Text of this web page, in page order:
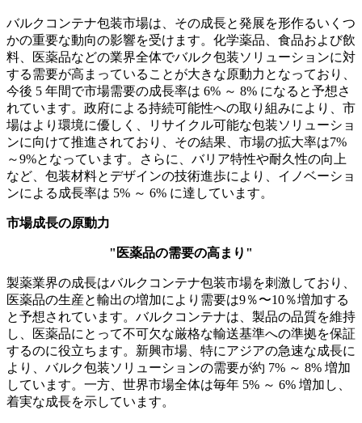
バルクコンテナ包装市場は、その成長と発展を形作るいくつ
かの重要な動向の影響を受けます。化学薬品、食品および飲
料、医薬品などの業界全体でバルク包装ソリューションに対
する需要が高まっていることが大きな原動力となっており、
今後 5 年間で市場需要の成長率は 6% ～ 8% になると予想さ
れています。政府による持続可能性への取り組みにより、市
場はより環境に優しく、リサイクル可能な包装ソリューショ
ンに向けて推進されており、その結果、市場の拡大率は7%
～9%となっています。さらに、バリア特性や耐久性の向上
など、包装材料とデザインの技術進歩により、イノベーショ
ンによる成長率は 5% ～ 6% に達しています。
市場成長の原動力
"医薬品の需要の高まり"
製薬業界の成長はバルクコンテナ包装市場を刺激しており、
医薬品の生産と輸出の増加により需要は9％〜10％増加する
と予想されています。バルクコンテナは、製品の品質を維持
し、医薬品にとって不可欠な厳格な輸送基準への準拠を保証
するのに役立ちます。新興市場、特にアジアの急速な成長に
より、バルク包装ソリューションの需要が約 7% ～ 8% 増加
しています。一方、世界市場全体は毎年 5% ～ 6% 増加し、
着実な成長を示しています。